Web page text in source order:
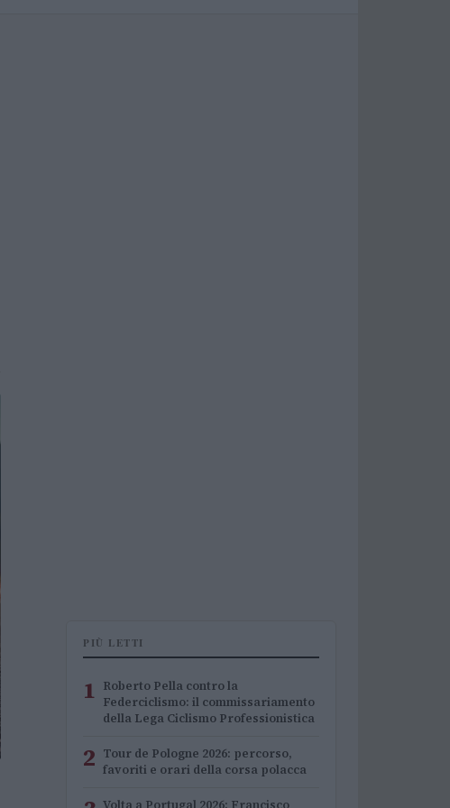
PIÙ LETTI
1 Roberto Pella contro la
Federciclismo: il commissariamento
della Lega Ciclismo Professionistica
2 Tour de Pologne 2026: percorso,
favoriti e orari della corsa polacca
Volta a Portugal 2026: Francisco